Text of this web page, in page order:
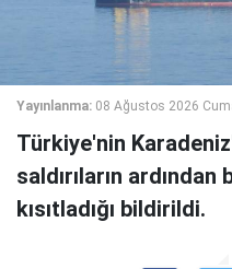
Yayınlanma: 08 Ağustos 2026
Türkiye'nin
saldırıların
kısıtladığı bildirildi.